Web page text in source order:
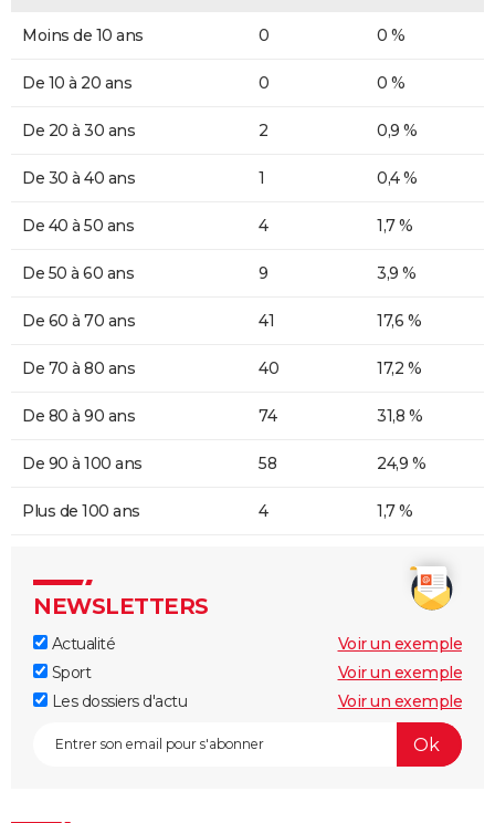
Moins de 10 ans 0 0 %
De 10 à 20 ans 0 0 %
De 20 à 30 ans 2 0,9 %
De 30 à 40 ans 1 0,4 %
De 40 à 50 ans 4 1,7 %
De 50 à 60 ans 9 3,9 %
De 60 à 70 ans 41 17,6 %
De 70 à 80 ans 40 17,2 %
De 80 à 90 ans 74 31,8 %
De 90 à 100 ans 58 24,9 %
Plus de 100 ans 4 1,7 %
NEWSLETTERS
Actualité
Voir un exemple
Sport
Voir un exemple
Les dossiers d'actu
Voir un exemple